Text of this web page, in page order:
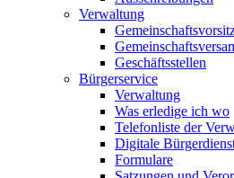
Verwaltung
Geschäftsstellen
Bürgerservice
Verwaltung
Was erledige ich wo
Telefonliste der
Digitale
Formulare